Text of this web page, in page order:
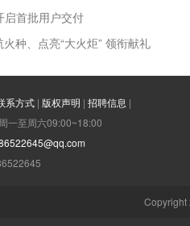
启首批用户交付
种、点亮“大火炬” 领衔献礼
系方式 | 版权声明 | 招聘信息 |
一至周六09:00~18:00